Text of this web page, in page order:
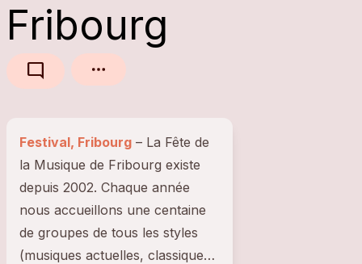
Fribourg
mode_comment
Festival, Fribourg
la Musique de Fribourg existe
depuis 2002. Chaque année
nous accueillons une centaine
de groupes de tous les styles
(musiques actuelles, classiques,